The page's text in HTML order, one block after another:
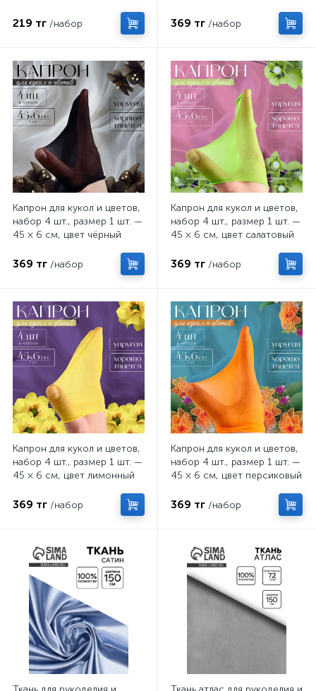
219 тг /набор 369 тг /набор
Капрон для кукол и цветов,
набор 4 шт., размер 1 шт. —
45 × 6 см, цвет чёрный
369 тг /набор
Капрон для кукол и цветов,
набор 4 шт., размер 1 шт. —
45 × 6 см, цвет салатовый
369 тг /набор
Капрон для кукол и цветов,
набор 4 шт., размер 1 шт. —
45 × 6 см, цвет лимонный
369 тг /набор
Капрон для кукол и цветов,
набор 4 шт., размер 1 шт. —
45 × 6 см, цвет персиковый
369 тг /набор